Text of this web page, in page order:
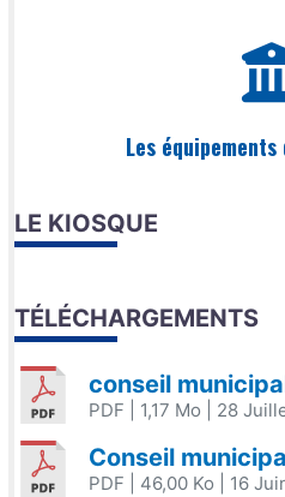
Les
LE KIOSQUE
TÉLÉCHARGEMENTS
conseil
PDF | 1,17 Mo | 28
Conseil
PDF | 46,00 Ko | 16